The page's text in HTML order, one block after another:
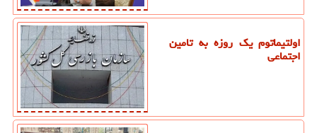
اولتیماتوم یک روزه به تامین
اجتماعی